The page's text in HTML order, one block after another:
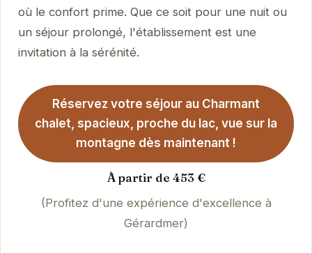
où le confort prime. Que ce soit pour une nuit ou
un séjour prolongé, l'établissement est une
invitation à la sérénité.
Réservez votre séjour au Charmant
chalet, spacieux, proche du lac, vue sur la
montagne dès maintenant !
À partir de 453 €
(Profitez d'une expérience d'excellence à
Gérardmer)